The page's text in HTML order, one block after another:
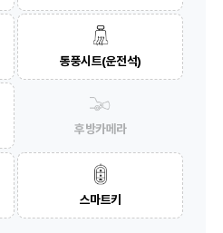
통풍시트(운전석)
후방카메라
스마트키